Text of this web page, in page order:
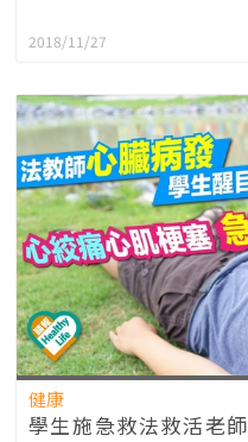
2018/11/27
健康
學生施急救法救活老